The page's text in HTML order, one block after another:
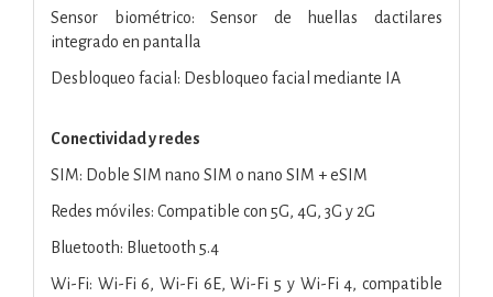
Sensor biométrico: Sensor de huellas dactilares
integrado en pantalla
Desbloqueo facial: Desbloqueo facial mediante IA
Conectividad y redes
SIM: Doble SIM nano SIM o nano SIM + eSIM
Redes móviles: Compatible con 5G, 4G, 3G y 2G
Bluetooth: Bluetooth 5.4
Wi-Fi: Wi-Fi 6, Wi-Fi 6E, Wi-Fi 5 y Wi-Fi 4, compatible